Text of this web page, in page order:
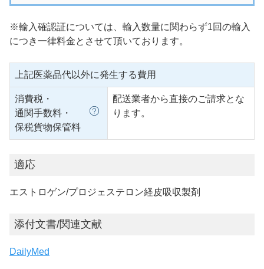
※輸入確認証については、輸入数量に関わらず1回の輸入
につき一律料金とさせて頂いております。
上記医薬品代以外に発生する費用
消費税・
通関手数料・
保税貨物保管料
配送業者から直接のご請求とな
ります。
適応
エストロゲン/プロジェステロン経皮吸収製剤
添付文書/関連文献
DailyMed